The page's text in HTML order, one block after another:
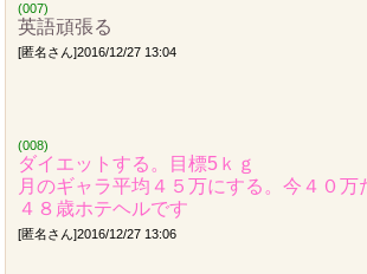
(007)
英語頑張る
[匿名さん]2016/12/27 13:04
(008)
ダイエットする。目標5ｋｇ
月のギャラ平均４５万にする。今４０万
４８歳ホテヘルです
[匿名さん]2016/12/27 13:06